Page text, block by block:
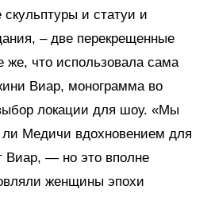
и статуи и
– две перекрещенные
же, что использовала сама
Виар, монограмма во
локации для шоу. «Мы
Медичи вдохновением для
— но это вполне
женщины эпохи